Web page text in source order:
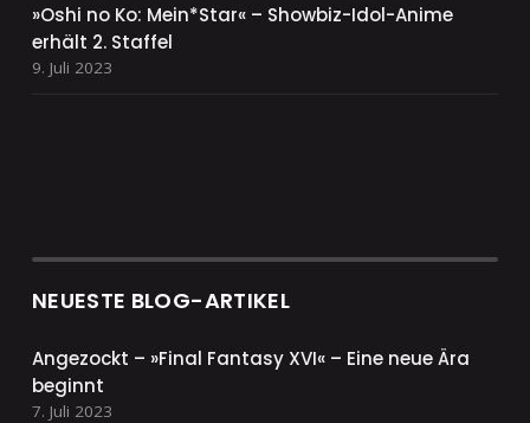
»Oshi no Ko: Mein*Star« – Showbiz-Idol-Anime
erhält 2. Staffel
9. Juli 2023
NEUESTE BLOG-ARTIKEL
Angezockt – »Final Fantasy XVI« – Eine neue Ära
beginnt
7. Juli 2023